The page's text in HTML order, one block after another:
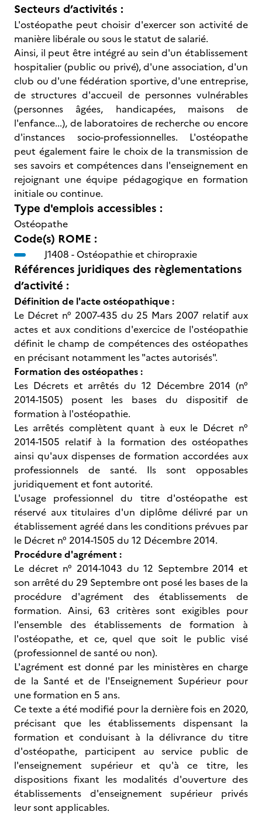
Secteurs d’activités :
L'ostéopathe peut choisir d'exercer son activité de
manière libérale ou sous le statut de salarié.
Ainsi, il peut être intégré au sein d'un établissement
hospitalier (public ou privé), d'une association, d'un
club ou d'une fédération sportive, d'une entreprise,
de structures d'accueil de personnes vulnérables
(personnes âgées, handicapées, maisons de
l'enfance...), de laboratoires de recherche ou encore
d'instances socio-professionnelles. L'ostéopathe
peut également faire le choix de la transmission de
ses savoirs et compétences dans l'enseignement en
rejoignant une équipe pédagogique en formation
initiale ou continue.
Type d'emplois accessibles :
Ostéopathe
Code(s) ROME :
J1408 -Ostéopathie et chiropraxie
Références juridiques des règlementations
d’activité :
Définition de l'acte ostéopathique :
Le Décret n° 2007-435 du 25 Mars 2007 relatif aux
actes et aux conditions d'exercice de l'ostéopathie
définit le champ de compétences des ostéopathes
en précisant notamment les "actes autorisés".
Formation des ostéopathes :
Les Décrets et arrêtés du 12 Décembre 2014 (n°
2014-1505) posent les bases du dispositif de
formation à l'ostéopathie.
Les arrêtés complètent quant à eux le Décret n°
2014-1505 relatif à la formation des ostéopathes
ainsi qu'aux dispenses de formation accordées aux
professionnels de santé. Ils sont opposables
juridiquement et font autorité.
L'usage professionnel du titre d'ostéopathe est
réservé aux titulaires d'un diplôme délivré par un
établissement agréé dans les conditions prévues par
le Décret n° 2014-1505 du 12 Décembre 2014.
Procédure d'agrément :
Le décret n° 2014-1043 du 12 Septembre 2014 et
son arrêté du 29 Septembre ont posé les bases de la
procédure d'agrément des établissements de
formation. Ainsi, 63 critères sont exigibles pour
l'ensemble des établissements de formation à
l'ostéopathe, et ce, quel que soit le public visé
(professionnel de santé ou non).
L'agrément est donné par les ministères en charge
de la Santé et de l'Enseignement Supérieur pour
une formation en 5 ans.
Ce texte a été modifié pour la dernière fois en 2020,
précisant que les établissements dispensant la
formation et conduisant à la délivrance du titre
d'ostéopathe, participent au service public de
l'enseignement supérieur et qu'à ce titre, les
dispositions fixant les modalités d'ouverture des
établissements d'enseignement supérieur privés
leur sont applicables.